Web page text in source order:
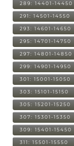
289: 14401-14450
291: 14501-14550
293: 14601-14650
295: 14701-14750
297: 14801-14850
299: 14901-14950
301: 15001-15050
303: 15101-15150
305: 15201-15250
307: 15301-15350
309: 15401-15450
311: 15501-15550